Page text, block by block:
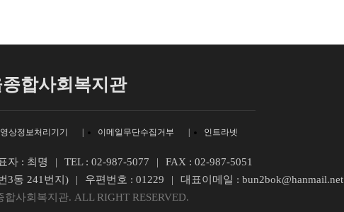
합사회복지관
영상정보처리기기 이메일무단수집거부 인트라넷
자 : 최명 TEL : 02-987-5077
FAX : 02-987-5051
3동 241번지)
우편번호 : 01229 대표이메일 : bun2bok@hanmail.net
사회복지관. ALL RIGHT RESERVED.